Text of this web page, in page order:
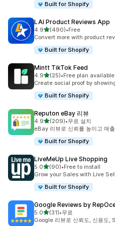
Built for Shopify
LAI Product Reviews App
4.9별 5개 중
(490)
총 리뷰 490개
•Free
Convert more with product
Built for Shopify
Mintt TikTok Feed
4.9별 5개 중
(25)
총 리뷰 25개
•Free plan available
Create social proof by
Built for Shopify
Reputon eBay 리뷰
4.9별 5개 중
(209)
총 리뷰 209개
•무료 설치
eBay 리뷰로 신뢰를 높이고 매
Built for Shopify
LiveMeUp Live Shopping
5.0별 5개 중
(90)
총 리뷰 90개
•Free to install
Grow your Sales with Live
Built for Shopify
Google Reviews by
5.0별 5개 중
(31)
총 리뷰 31개
•무료
Google 리뷰로 신뢰도, 신용도,